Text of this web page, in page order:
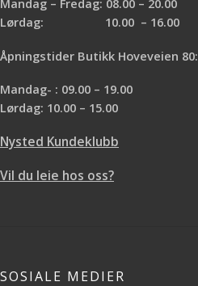
Mandag – Fredag: 08.00 – 20.00
Lørdag: 10.00 – 16.00
Åpningstider Butikk Hoveveien 80:
Mandag- : 09.00 – 19.00
Lørdag: 10.00 – 15.00
Nysted Kundeklubb
Vil du leie hos oss?
SOSIALE MEDIER